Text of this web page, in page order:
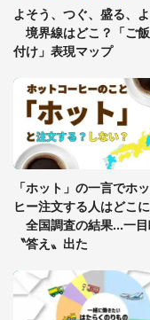
グっち
「○○が
人驚がく
「修学
っ暗な
を求める
よそう、つぐ、盛る、
境界線はどこ？「ご飯
付け」表現マップ
「ホット」の一言でホ
ヒー注文する人はどこ
全国調査の結果...一
〝答え〟出た